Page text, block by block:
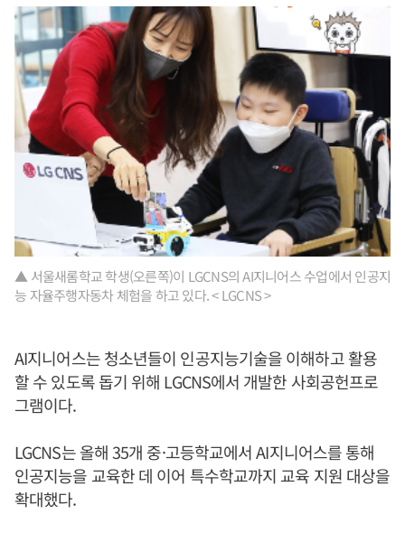
▲ 서울새롬학교 학생(오른쪽)이 LGCNS의 AI지니어스 수업에서 인공지
능 자율주행자동차 체험을 하고 있다. < LGCNS >
AI지니어스는 청소년들이 인공지능기술을 이해하고 활용
할 수 있도록 돕기 위해 LGCNS에서 개발한 사회공헌프로
그램이다.
LGCNS는 올해 35개 중·고등학교에서 AI지니어스를 통해
인공지능을 교육한 데 이어 특수학교까지 교육 지원 대상을
확대했다.